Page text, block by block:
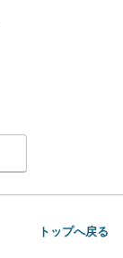
トップへ戻る